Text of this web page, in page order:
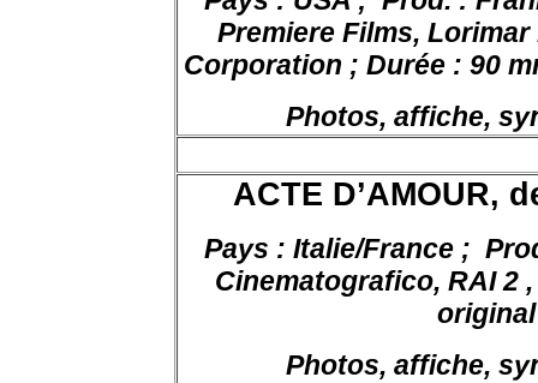
Premiere Films,
Corporation ; Durée : 90
Photos, affiche,
ACTE D’AMOUR,
Pays : Italie/France ;
Cinematografico, RAI 2
Photos, affiche,